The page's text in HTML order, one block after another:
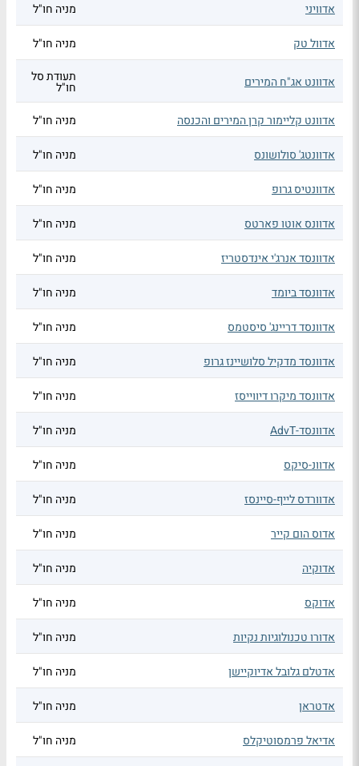
אדוויני
מניה חו"ל
אדוול טק מניה חו"ל
אדוונט אג"ח המירים תעודת סל
חו"ל
אדוונט קליימור קרן המירים והכנסה
מניה חו"ל
אדוונטג' סולושונס מניה חו"ל
אדוונטיס גרופ מניה חו"ל
אדוונס אוטו פארטס מניה חו"ל
אדוונסד אנרג'י אינדסטריז מניה חו"ל
אדוונסד ביומד מניה חו"ל
אדוונסד דריינג' סיסטמס מניה חו"ל
אדוונסד מדקיל סלושיינז גרופ מניה חו"ל
אדוונסד מיקרו דיווייסז מניה חו"ל
אדוונסד-AdvT מניה חו"ל
אדוונ-סיקס מניה חו"ל
אדוורדס לייף-סיינסז מניה חו"ל
אדוס הום קייר מניה חו"ל
אדוקיה מניה חו"ל
אדוקס מניה חו"ל
אדורו טכנולוגיות נקיות מניה חו"ל
אדטלם גלובל אדיוקיישן מניה חו"ל
אדטראן מניה חו"ל
אדיאל פרמסוטיקלס מניה חו"ל